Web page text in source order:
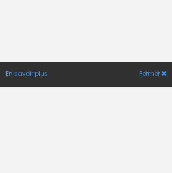
En savoir plus Fermer